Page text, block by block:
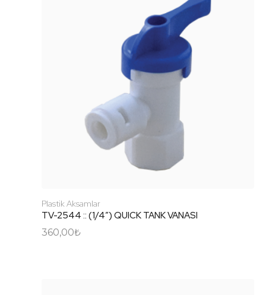
Plastik Aksamlar
TV-2544 :: (1/4″) QUICK TANK VANASI
360,00₺